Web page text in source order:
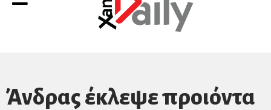
Άνδρας έκλεψε προιόντα